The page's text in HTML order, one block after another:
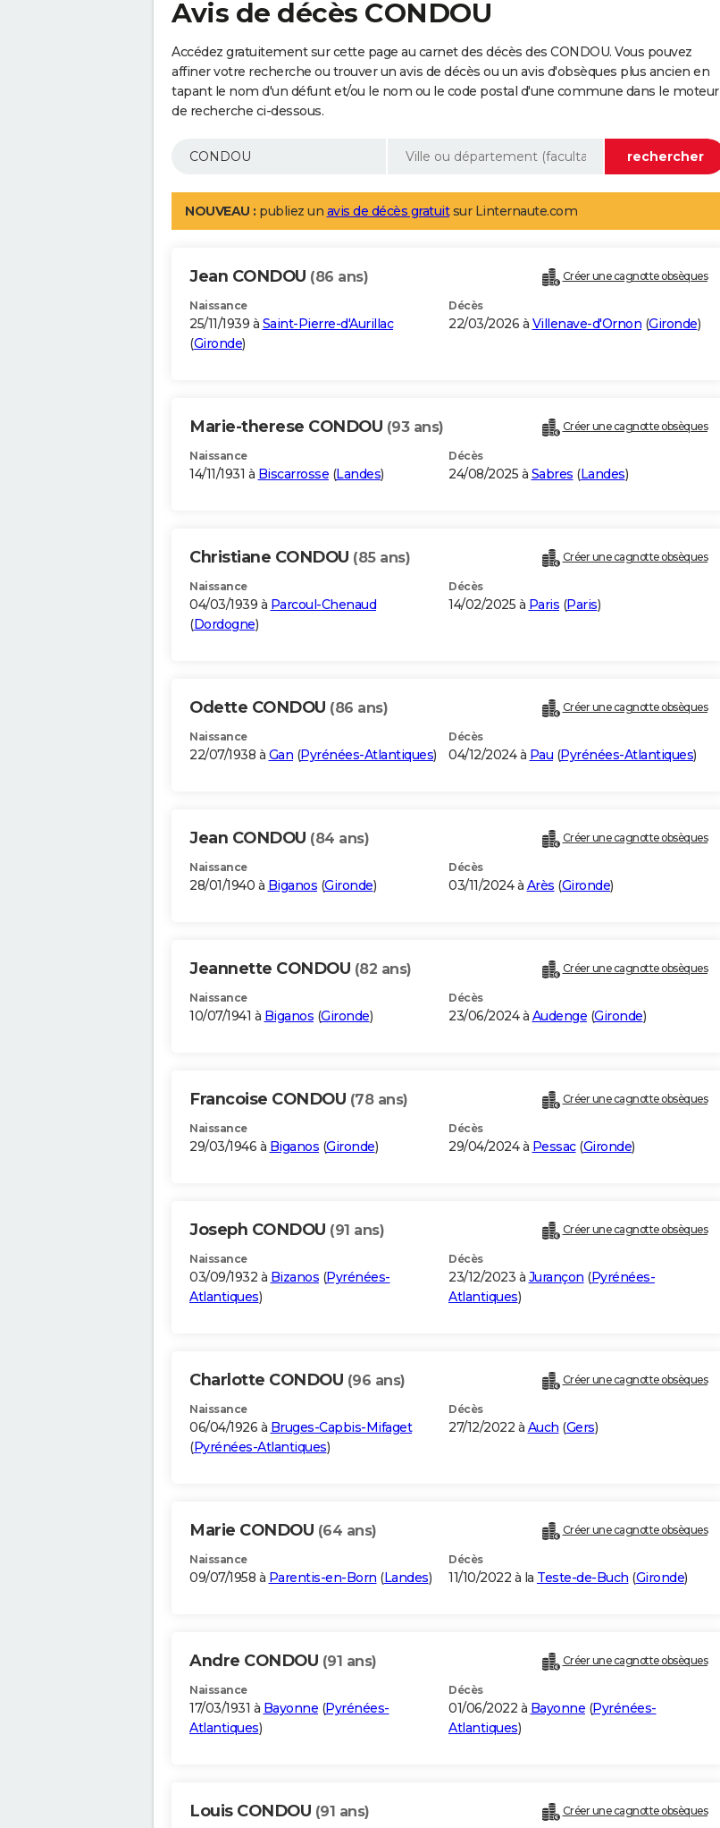
Avis de décès CONDOU
Accédez gratuitement sur cette page au carnet des décès des CONDOU. Vous pouvez
affiner votre recherche ou trouver un avis de décès ou un avis d'obsèques plus ancien en
tapant le nom d'un défunt et/ou le nom ou le code postal d'une commune dans le moteur
de recherche ci-dessous.
NOUVEAU : publiez un avis de décès gratuitsur Linternaute.com
Jean CONDOU (86 ans) Créer une cagnotte obsèques
Naissance
25/11/1939 à Saint-Pierre-d'Aurillac
(Gironde)
Décès
22/03/2026 à Villenave-d'Ornon (Gironde)
Marie-therese CONDOU (93 ans) Créer une cagnotte obsèques
Naissance
14/11/1931 à Biscarrosse (Landes)
Décès
24/08/2025 à Sabres (Landes)
Christiane CONDOU (85 ans) Créer une cagnotte obsèques
Naissance
04/03/1939 à Parcoul-Chenaud
(Dordogne)
Décès
14/02/2025 à Paris (Paris)
Odette CONDOU (86 ans) Créer une cagnotte obsèques
Naissance
22/07/1938 à Gan (Pyrénées-Atlantiques)
Décès
04/12/2024 à Pau (Pyrénées-Atlantiques)
Jean CONDOU (84 ans) Créer une cagnotte obsèques
Naissance
28/01/1940 à Biganos (Gironde)
Décès
03/11/2024 à Arès (Gironde)
Jeannette CONDOU (82 ans) Créer une cagnotte obsèques
Naissance
10/07/1941 à Biganos (Gironde)
Décès
23/06/2024 à Audenge (Gironde)
Francoise CONDOU (78 ans) Créer une cagnotte obsèques
Naissance
29/03/1946 à Biganos (Gironde)
Décès
29/04/2024 à Pessac(Gironde)
Joseph CONDOU (91 ans) Créer une cagnotte obsèques
Naissance
03/09/1932 à Bizanos (Pyrénées-
Atlantiques)
Décès
23/12/2023 à Jurançon (Pyrénées-
Atlantiques)
Charlotte CONDOU (96 ans) Créer une cagnotte obsèques
Naissance
06/04/1926 à Bruges-Capbis-Mifaget
(Pyrénées-Atlantiques)
Décès
27/12/2022 à Auch (Gers)
Marie CONDOU (64 ans) Créer une cagnotte obsèques
Naissance
09/07/1958 à Parentis-en-Born (Landes)
Décès
11/10/2022 à la Teste-de-Buch (Gironde)
Andre CONDOU (91 ans) Créer une cagnotte obsèques
Naissance
17/03/1931 à Bayonne (Pyrénées-
Atlantiques)
Décès
01/06/2022 à Bayonne (Pyrénées-
Atlantiques)
Louis CONDOU (91 ans) Créer une cagnotte obsèques